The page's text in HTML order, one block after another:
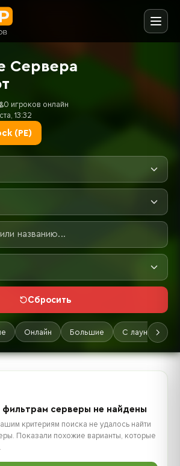
Сервера
0 игроков онлайн
13:32
(PE)
Сбросить
Онлайн Большие С лаунчером
серверы не найдены
критериям поиска не удалось найти
Показали похожие варианты, которые